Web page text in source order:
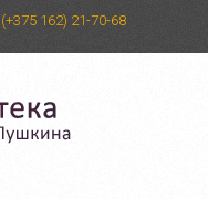
(+375 162) 21-70-68